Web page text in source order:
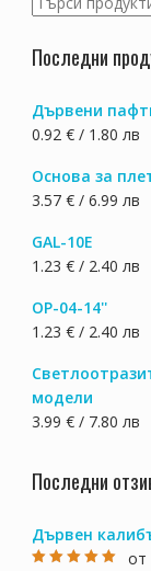
за:
Последни
Дървени
0.92 € / 1.80 лв
Основа за
3.57 € / 6.99 лв
GAL-10E
1.23 € / 2.40 лв
OP-04-14''
1.23 € / 2.40 лв
модели
3.99 € / 7.80 лв
Последни
Дървен
от